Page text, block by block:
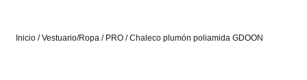
Inicio /Vestuario/Ropa / PRO / Chaleco plumón poliamida GDOON